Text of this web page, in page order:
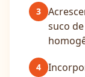
3
suco
4